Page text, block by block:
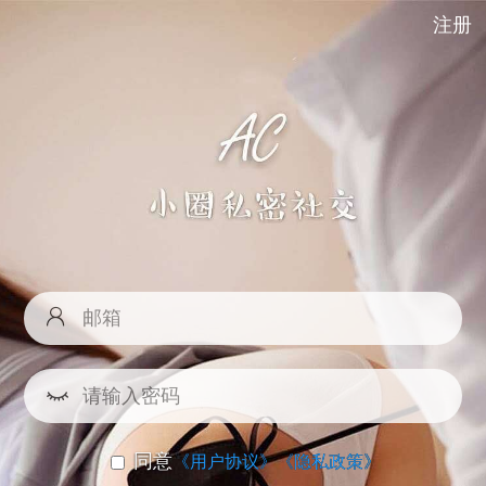
注册
同意《用户协议》《隐私政策》